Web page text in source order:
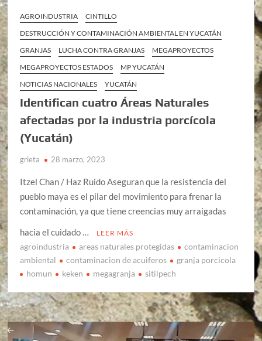
AGROINDUSTRIA
CINTILLO
DESTRUCCIÓN Y CONTAMINACIÓN AMBIENTAL EN YUCATÁN
GRANJAS
LUCHA CONTRA GRANJAS
MEGAPROYECTOS
MEGAPROYECTOS ESTADOS
MP YUCATÁN
NOTICIAS NACIONALES
YUCATÁN
Identifican cuatro Áreas Naturales
afectadas por la industria porcícola
(Yucatán)
grieta 28 marzo, 2023
Itzel Chan / Haz Ruido Aseguran que la resistencia del
pueblo maya es el pilar del movimiento para frenar la
contaminación, ya que tiene creencias muy arraigadas
hacia el cuidado …
LEER MÁS
agroindustria areas naturales protegidas
contaminacion
ambiental
contaminacion de acuiferos
granja porcicola
homun
keken megagranja sitilpech